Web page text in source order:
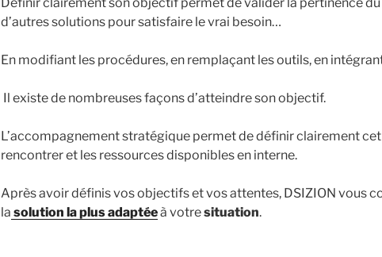
d’autres solutions pour satisfaire le vrai besoin…
En modifiant les procédures, en remplaçant les outils, en
Il existe de nombreuses façons d’atteindre son objectif.
L’accompagnement stratégique permet de définir clairement
rencontrer et les ressources disponibles en interne.
Après avoir définis vos objectifs et vos attentes, DSIZION vous
la solution la plus adaptéeà votresituation.